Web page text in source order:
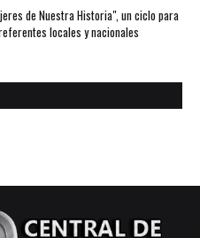
de Nuestra Historia", un ciclo para
locales y nacionales